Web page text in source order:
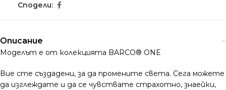
Сподели:
Описание
Моделът е от колекцията BARCO® ONE
Вие сте създадени, за да промените света. Сега можете
да изглеждате и да се чувствате страхотно, знаейки,